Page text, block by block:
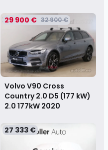
29 900 € 32 900 €
Volvo V90 Cross
Country 2.0 D5 (177 kW)
2.0 177kW 2020
27 333 €